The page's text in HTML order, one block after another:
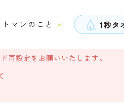
マンのこと 1秒タ
再設定をお願いいたします。